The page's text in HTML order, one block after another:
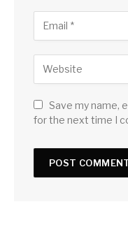
Save my name,
for the next time I